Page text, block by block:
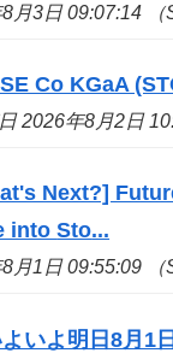
月3日 09:07:14 （
SE Co KGaA
2026年8月2日
Next?]
intoSto...
月1日 09:55:09 （
よいよ明日8月